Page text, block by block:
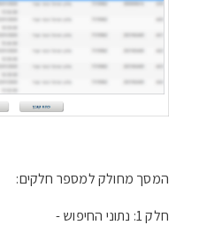
המסך מחולק למספר חלקים:
חלק 1: נתוני החיפוש -